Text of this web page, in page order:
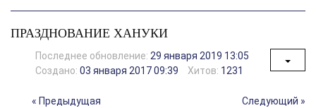
ПРАЗДНОВАНИЕ ХАНУКИ
Последнее обновление: 29 января 2019 13:05
Создано: 03 января 2017 09:39 Хитов: 1231
« Предыдущая Следующий »